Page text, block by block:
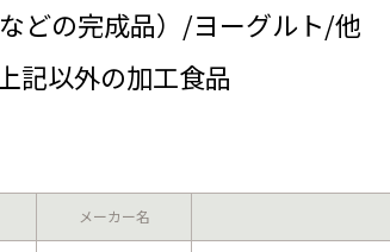
どの完成品）/ヨーグルト/他
以外の加工食品
メーカー名